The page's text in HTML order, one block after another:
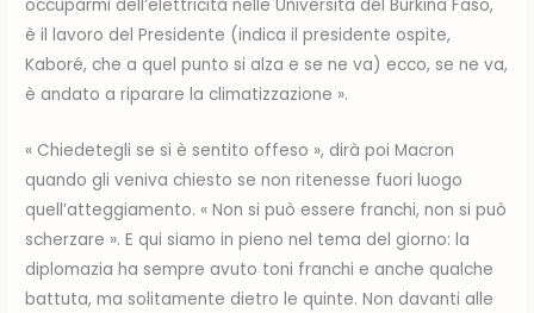
occuparmi dell’elettricità nelle Università del Burkina Faso,
è il lavoro del Presidente (indica il presidente ospite,
Kaboré, che a quel punto si alza e se ne va) ecco, se ne va,
è andato a riparare la climatizzazione ».
« Chiedetegli se si è sentito offeso », dirà poi Macron
quando gli veniva chiesto se non ritenesse fuori luogo
quell’atteggiamento. « Non si può essere franchi, non si può
scherzare ». E qui siamo in pieno nel tema del giorno: la
diplomazia ha sempre avuto toni franchi e anche qualche
battuta, ma solitamente dietro le quinte. Non davanti alle